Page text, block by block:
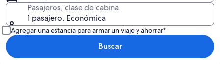
Pasajeros, clase de cabina
1 pasajero, Económica
Agregar una estancia para armar un viaje y ahorrar*
Buscar